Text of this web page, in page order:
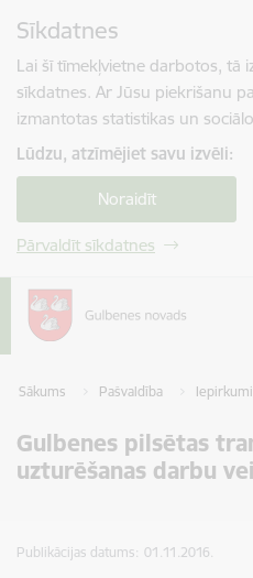
Sīkdatnes
Lai šī tīmekļvietne darbotos, tā
sīkdatnes. Ar Jūsu piekrišanu
izmantotas statistikas un
Lūdzu, atzīmējiet savu izvēli:
Noraidīt
Pārvaldīt sīkdatnes
Sākums Pašvaldība Iepirkumi
Gulbenes pilsētas
uzturēšanas darbu
Publikācijas datums: 01.11.2016.